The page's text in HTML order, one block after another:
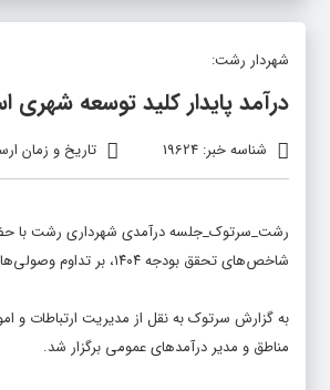
شهردار رشت:
درآمد پایدار کلید توسعه
شناسه خبر: 19624 تاریخ و زمان ارسال: 25 خرداد 1405
رشت_سرتوک_جلسه درآمدی شهرداری رشت با
شاخص‌های تحقق بودجه ۱۴۰۴، بر تداوم وصولی‌های پایدار، ارتقای رفاه کارکنان و شتاب‌بخشی به پروژه‌های عمرانی تأکید شد.
به گزارش سرتوک به نقل از مدیریت ارتباطات و
مناطق و مدیر درآمدهای عمومی برگزار شد.